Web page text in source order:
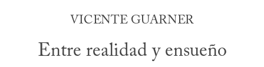
VICENTE GUARNER
Entre realidad y ensueño